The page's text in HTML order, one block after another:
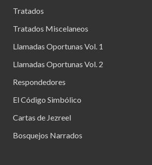
Tratados
Tratados Miscelaneos
Llamadas Oportunas Vol. 1
Llamadas Oportunas Vol. 2
Respondedores
El Código Simbólico
Cartas de Jezreel
Bosquejos Narrados